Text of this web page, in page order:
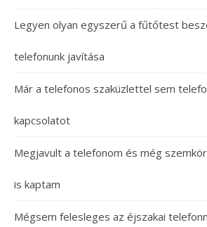
Legyen olyan egyszerű a fűtőtest
telefonunk javítása
Már a telefonos szaküzlettel sem
kapcsolatot
Megjavult a telefonom és még
is kaptam
Mégsem felesleges az éjszakai